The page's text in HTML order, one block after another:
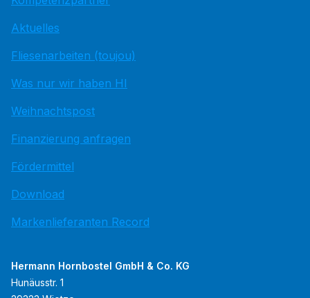
Aktuelles
Fliesenarbeiten (toujou)
Was nur wir haben HI
Weihnachtspost
Finanzierung anfragen
Fördermittel
Download
Markenlieferanten Record
Hermann Hornbostel GmbH & Co. KG
Hunäusstr. 1